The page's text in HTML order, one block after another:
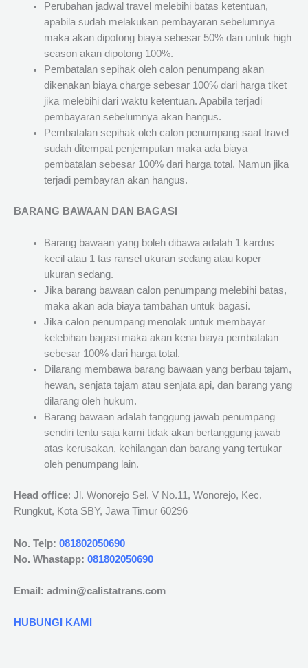
Perubahan jadwal travel melebihi batas ketentuan,
apabila sudah melakukan pembayaran sebelumnya
maka akan dipotong biaya sebesar 50% dan untuk high
season akan dipotong 100%.
Pembatalan sepihak oleh calon penumpang akan
dikenakan biaya charge sebesar 100% dari harga tiket
jika melebihi dari waktu ketentuan. Apabila terjadi
pembayaran sebelumnya akan hangus.
Pembatalan sepihak oleh calon penumpang saat travel
sudah ditempat penjemputan maka ada biaya
pembatalan sebesar 100% dari harga total. Namun jika
terjadi pembayran akan hangus.
BARANG BAWAAN DAN BAGASI
Barang bawaan yang boleh dibawa adalah 1 kardus
kecil atau 1 tas ransel ukuran sedang atau koper
ukuran sedang.
Jika barang bawaan calon penumpang melebihi batas,
maka akan ada biaya tambahan untuk bagasi.
Jika calon penumpang menolak untuk membayar
kelebihan bagasi maka akan kena biaya pembatalan
sebesar 100% dari harga total.
Dilarang membawa barang bawaan yang berbau tajam,
hewan, senjata tajam atau senjata api, dan barang yang
dilarang oleh hukum.
Barang bawaan adalah tanggung jawab penumpang
sendiri tentu saja kami tidak akan bertanggung jawab
atas kerusakan, kehilangan dan barang yang tertukar
oleh penumpang lain.
Head office: Jl. Wonorejo Sel. V No.11, Wonorejo, Kec.
Rungkut, Kota SBY, Jawa Timur 60296
No. Telp: 081802050690
No. Whastapp: 081802050690
Email: admin@calistatrans.com
HUBUNGI KAMI